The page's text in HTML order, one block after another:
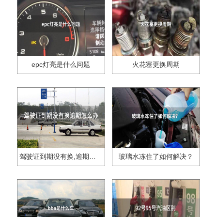
epc灯亮是什么问题 火花塞更换周期
驾驶证到期没有换,逾期怎么办?? 玻璃水冻住了如何解决？